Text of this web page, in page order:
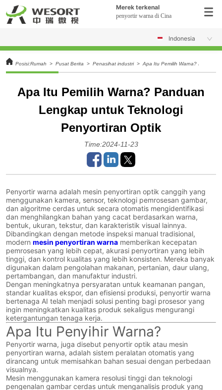
Merek terkenal
penyortir warna di Cina
Indonesia
Posisi:Rumah > Pusat Berita > Penasihat industri > Apa Itu Pemilih Warna? Panduan
Apa Itu Pemilih Warna? Panduan
Lengkap untuk Teknologi
Penyortiran Optik
Time:2024-11-23
Penyortir warna adalah mesin penyortiran optik canggih yang
menggunakan kamera, sensor, teknologi pemrosesan gambar,
dan algoritme cerdas untuk secara otomatis mengidentifikasi
dan menghilangkan bahan yang cacat berdasarkan warna,
bentuk, ukuran, tekstur, dan karakteristik visual lainnya.
Dibandingkan dengan metode inspeksi manual tradisional,
modernmesin penyortiran warna memberikan kecepatan
pemrosesan yang lebih cepat, akurasi penyortiran yang lebih
tinggi, dan kontrol kualitas yang lebih konsisten. Mereka banyak
digunakan dalam pengolahan makanan, pertanian, daur ulang,
pertambangan, dan manufaktur industri.
Dengan meningkatnya persyaratan untuk keamanan pangan,
standar kualitas ekspor, dan efisiensi produksi, penyortir warna
bertenaga AI telah menjadi solusi penting bagi prosesor yang
ingin meningkatkan kualitas produk sekaligus mengurangi
ketergantungan tenaga kerja.
Apa Itu Penyihir Warna?
Penyortir warna, juga disebut penyortir optik atau mesin
penyortiran warna, adalah sistem peralatan otomatis yang
dirancang untuk memisahkan bahan sesuai dengan perbedaan
visualnya.
Mesin menggunakan kamera resolusi tinggi dan teknologi
pengenalan gambar cerdas untuk menganalisis produk yang